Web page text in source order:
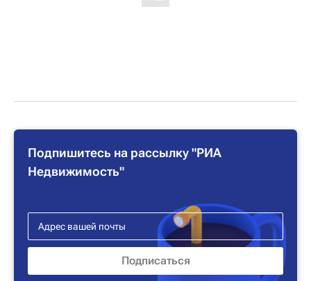
Подпишитесь на рассылку "РИА
Недвижимость"